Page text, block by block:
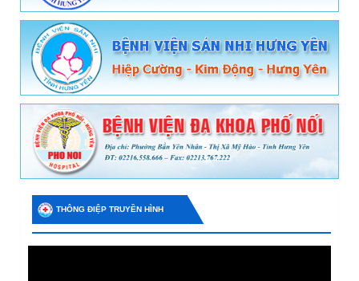
THÔNG ĐIỆP TRUYỀN HÌNH